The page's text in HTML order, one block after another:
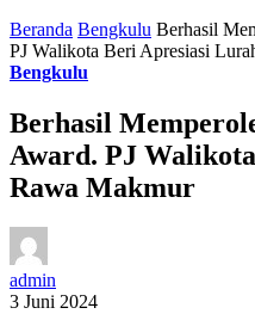
Beranda Bengkulu Berhasil
PJ Walikota Beri Apresiasi
Bengkulu
Berhasil
Award. PJ
Rawa Makmur
admin
3 Juni 2024